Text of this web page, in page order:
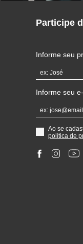
Participe
Informe seu
Informe seu
Ao se
política de